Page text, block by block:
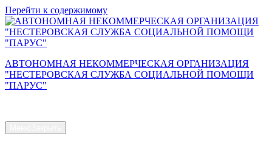
Перейти к содержимому
АВТОНОМНАЯ НЕКОММЕРЧЕСКАЯ ОРГАНИЗАЦИЯ
"НЕСТЕРОВСКАЯ СЛУЖБА СОЦИАЛЬНОЙ ПОМОЩИ
"ПАРУС"